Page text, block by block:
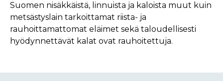
Suomen nisäkkäistä, linnuista ja kaloista muut kuin
metsästyslain tarkoittamat riista- ja
rauhoittamattomat eläimet sekä taloudellisesti
hyödynnettävät kalat ovat rauhoitettuja.